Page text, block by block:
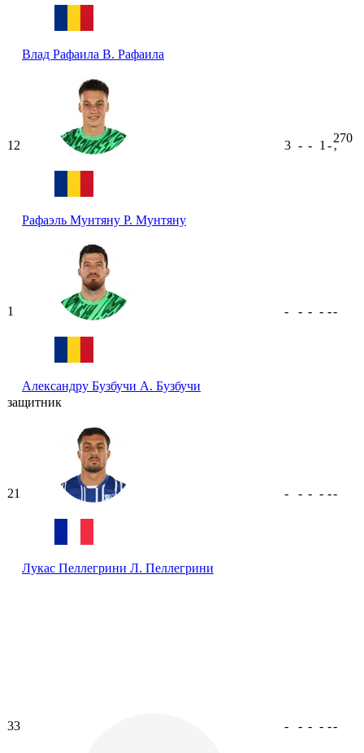
Влад Рафаила В. Рафаила
12
Рафаэль Мунтяну Р. Мунтяну
3 - - 1 -
270
ʼ
1
Александру Бузбучи А. Бузбучи
- - - - --
защитник
21
Лукас Пеллегрини Л. Пеллегрини
- - - - --
33 - - - - --